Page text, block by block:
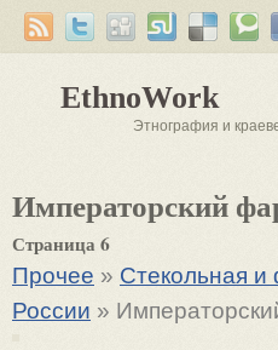
EthnoWork
Этнография и
Императорский
Страница 6
Прочее » Стекольная
России »